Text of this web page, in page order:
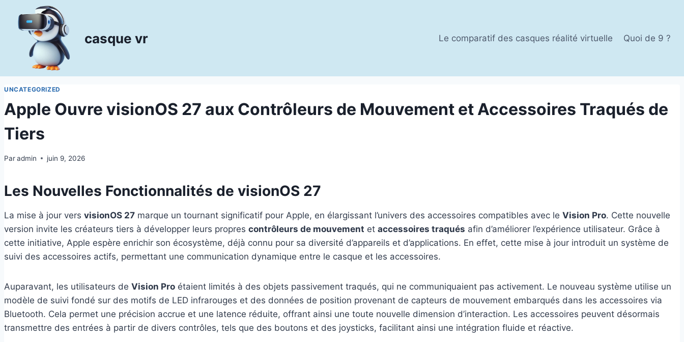
contenu
casque vr Le comparatif des casques réalité virtuelle Quoi de 9 ?
UNCATEGORIZED
Apple Ouvre visionOS 27 aux Contrôleurs de Mouvement et Accessoires Traqués de
Tiers
Paradmin juin 9, 2026
Les Nouvelles Fonctionnalités de visionOS 27
La mise à jour vers visionOS 27 marque un tournant significatif pour Apple, en élargissant l’univers des accessoires compatibles avec le Vision Pro. Cette nouvelle
version invite les créateurs tiers à développer leurs propres contrôleurs de mouvement et accessoires traqués afin d’améliorer l’expérience utilisateur. Grâce à
cette initiative, Apple espère enrichir son écosystème, déjà connu pour sa diversité d’appareils et d’applications. En effet, cette mise à jour introduit un système de
suivi des accessoires actifs, permettant une communication dynamique entre le casque et les accessoires.
Auparavant, les utilisateurs de Vision Pro étaient limités à des objets passivement traqués, qui ne communiquaient pas activement. Le nouveau système utilise un
modèle de suivi fondé sur des motifs de LED infrarouges et des données de position provenant de capteurs de mouvement embarqués dans les accessoires via
Bluetooth. Cela permet une précision accrue et une latence réduite, offrant ainsi une toute nouvelle dimension d’interaction. Les accessoires peuvent désormais
transmettre des entrées à partir de divers contrôles, tels que des boutons et des joysticks, facilitant ainsi une intégration fluide et réactive.